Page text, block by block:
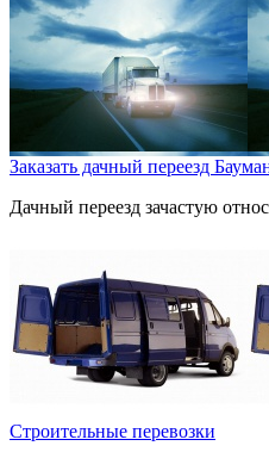
Заказать дачный переезд
Дачный переезд зачастую
Строительные перевозки